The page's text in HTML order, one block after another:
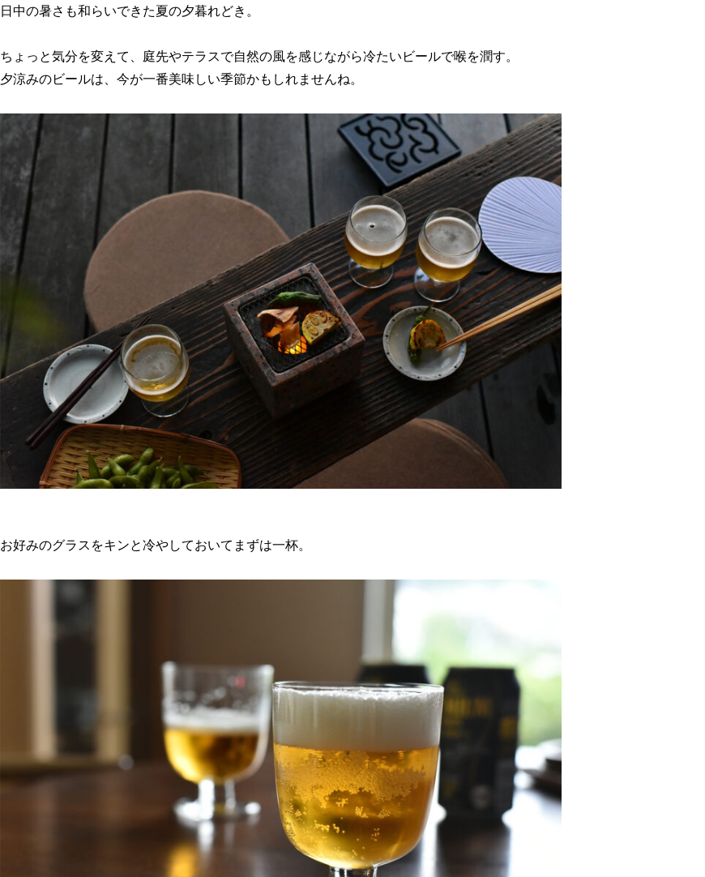
日中の暑さも和らいできた夏の夕暮れどき。
ちょっと気分を変えて、庭先やテラスで自然の風を感じながら冷たいビールで喉を潤す。
夕涼みのビールは、今が一番美味しい季節かもしれませんね。
お好みのグラスをキンと冷やしておいてまずは一杯。